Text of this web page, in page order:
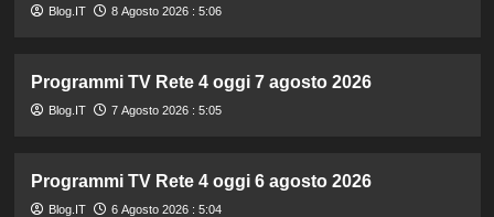
Blog.IT 8 Agosto 2026 : 5:06
Programmi TV Rete 4 oggi 7 agosto 2026
Blog.IT 7 Agosto 2026 : 5:05
Programmi TV Rete 4 oggi 6 agosto 2026
Blog.IT 6 Agosto 2026 : 5:04